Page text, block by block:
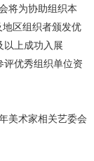
将为协助组织本
区组织者颁发优
以上成功入展
优秀组织单位资
美术家相关艺委会